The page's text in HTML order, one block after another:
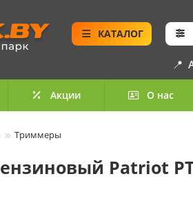
КАТАЛОГ
📍
Акции О нас
Триммеры
Patriot PT